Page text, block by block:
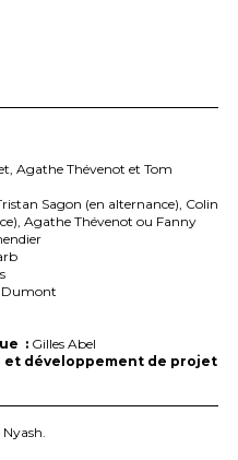
Agathe Thévenot et Tom
Sagon (en alternance), Colin
Agathe Thévenot ou Fanny
Dumont
:Gilles Abel
développement de projet